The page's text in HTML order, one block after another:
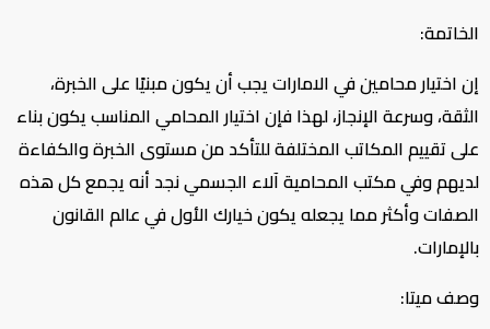
الخاتمة:
إن اختيار محامين في الامارات يجب أن يكون مبنيًا على الخبرة،
الثقة، وسرعة الإنجاز، لهذا فإن اختيار المحامي المناسب يكون بناء
على تقييم المكاتب المختلفة للتأكد من مستوى الخبرة والكفاءة
لديهم وفي مكتب المحامية آلاء الجسمي نجد أنه يجمع كل هذه
الصفات وأكثر مما يجعله يكون خيارك الأول في عالم القانون
بالإمارات.
وصف ميتا: